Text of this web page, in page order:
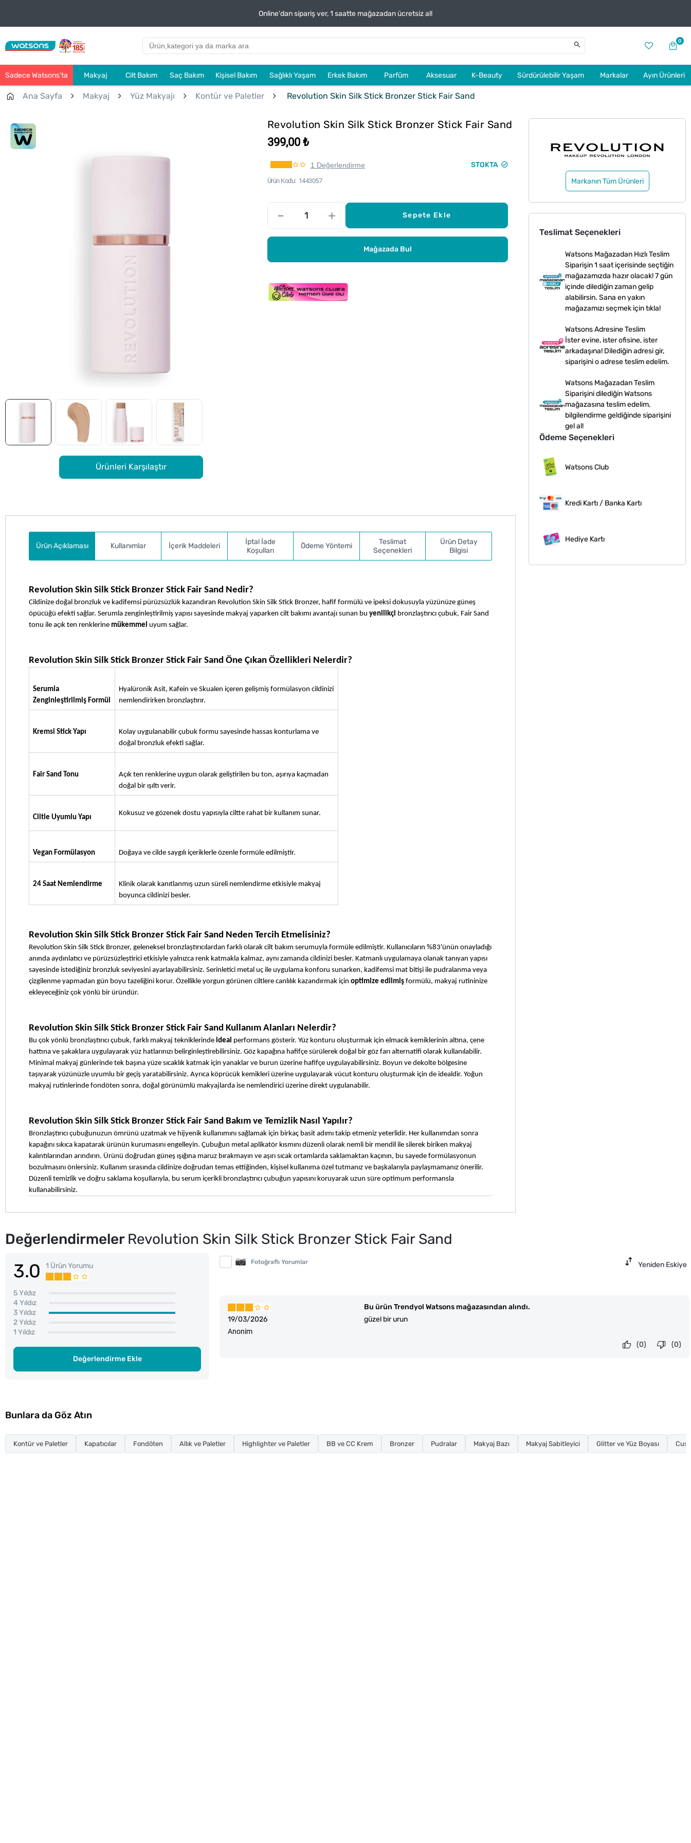
Online'dan sipariş ver, 1 saatte mağazadan ücretsiz al!
0
Sadece Watsons’ta Makyaj Cilt Bakım Saç Bakım Kişisel Bakım Sağlıklı Yaşam Erkek Bakım Parfüm Aksesuar K-Beauty Sürdürülebilir Yaşam Markalar Ayın Ürünleri
Ana Sayfa Makyaj Yüz Makyajı Kontür ve Paletler Revolution Skin Silk Stick Bronzer Stick Fair Sand
Ürünleri Karşılaştır
Revolution Skin Silk Stick Bronzer Stick Fair Sand
399,00 ₺
1 Değerlendirme STOKTA
Ürün Kodu 1443057
– + Sepete Ekle
Mağazada Bul
Markanın Tüm Ürünleri
Teslimat Seçenekleri
Watsons Mağazadan Hızlı Teslim
Siparişin 1 saat içerisinde seçtiğin
mağazamızda hazır olacak! 7 gün
içinde dilediğin zaman gelip
alabilirsin. Sana en yakın
mağazamızı seçmek için tıkla!
Watsons Adresine Teslim
İster evine, ister ofisine, ister
arkadaşına! Dilediğin adresi gir,
siparişini o adrese teslim edelim.
Watsons Mağazadan Teslim
Siparişini dilediğin Watsons
mağazasına teslim edelim,
bilgilendirme geldiğinde siparişini
gel al!
Ödeme Seçenekleri
Watsons Club
Kredi Kartı / Banka Kartı
Hediye Kartı
Ürün Açıklaması
Kullanımlar İçerik Maddeleri
İptal İade
Koşulları
Ödeme Yöntemi
Teslimat
Seçenekleri
Ürün Detay
Bilgisi
Revolution Skin Silk Stick Bronzer Stick Fair Sand Nedir?
Cildinize doğal bronzluk ve kadifemsi pürüzsüzlük kazandıran Revolution Skin Silk Stick Bronzer, hafif formülü ve ipeksi dokusuyla yüzünüze güneş
öpücüğü efekti sağlar. Serumla zenginleştirilmiş yapısı sayesinde makyaj yaparken cilt bakımı avantajı sunan bu yenilikçi bronzlaştırıcı çubuk, Fair Sand
tonu ile açık ten renklerine mükemmel uyum sağlar.
Revolution Skin Silk Stick Bronzer Stick Fair Sand Öne Çıkan Özellikleri Nelerdir?
Serumla
Zenginleştirilmiş Formül
Hyalüronik Asit, Kafein ve Skualen içeren gelişmiş formülasyon cildinizi
nemlendirirken bronzlaştırır.
Kremsi Stick Yapı
Kolay uygulanabilir çubuk formu sayesinde hassas konturlama ve
doğal bronzluk efekti sağlar.
Fair Sand Tonu
Açık ten renklerine uygun olarak geliştirilen bu ton, aşırıya kaçmadan
doğal bir ışıltı verir.
Ciltle Uyumlu Yapı
Kokusuz ve gözenek dostu yapısıyla ciltte rahat bir kullanım sunar.
Vegan Formülasyon Doğaya ve cilde saygılı içeriklerle özenle formüle edilmiştir.
24 Saat Nemlendirme
Klinik olarak kanıtlanmış uzun süreli nemlendirme etkisiyle makyaj
boyunca cildinizi besler.
Revolution Skin Silk Stick Bronzer Stick Fair Sand Neden Tercih Etmelisiniz?
Revolution Skin Silk Stick Bronzer, geleneksel bronzlaştırıcılardan farklı olarak cilt bakım serumuyla formüle edilmiştir. Kullanıcıların %83'ünün onayladığı
anında aydınlatıcı ve pürüzsüzleştirici etkisiyle yalnızca renk katmakla kalmaz, aynı zamanda cildinizi besler. Katmanlı uygulamaya olanak tanıyan yapısı
sayesinde istediğiniz bronzluk seviyesini ayarlayabilirsiniz. Serinletici metal uç ile uygulama konforu sunarken, kadifemsi mat bitişi ile pudralanma veya
çizgilenme yapmadan gün boyu tazeliğini korur. Özellikle yorgun görünen ciltlere canlılık kazandırmak için optimize edilmiş formülü, makyaj rutininize
ekleyeceğiniz çok yönlü bir üründür.
Revolution Skin Silk Stick Bronzer Stick Fair Sand Kullanım Alanları Nelerdir?
Bu çok yönlü bronzlaştırıcı çubuk, farklı makyaj tekniklerinde ideal performans gösterir. Yüz konturu oluşturmak için elmacık kemiklerinin altına, çene
hattına ve şakaklara uygulayarak yüz hatlarınızı belirginleştirebilirsiniz. Göz kapağına hafifçe sürülerek doğal bir göz farı alternatifi olarak kullanılabilir.
Minimal makyaj günlerinde tek başına yüze sıcaklık katmak için yanaklar ve burun üzerine hafifçe uygulayabilirsiniz. Boyun ve dekolte bölgesine
taşıyarak yüzünüzle uyumlu bir geçiş yaratabilirsiniz. Ayrıca köprücük kemikleri üzerine uygulayarak vücut konturu oluşturmak için de idealdir. Yoğun
makyaj rutinlerinde fondöten sonra, doğal görünümlü makyajlarda ise nemlendirici üzerine direkt uygulanabilir.
Revolution Skin Silk Stick Bronzer Stick Fair Sand Bakım ve Temizlik Nasıl Yapılır?
Bronzlaştırıcı çubuğunuzun ömrünü uzatmak ve hijyenik kullanımını sağlamak için birkaç basit adımı takip etmeniz yeterlidir. Her kullanımdan sonra
kapağını sıkıca kapatarak ürünün kurumasını engelleyin. Çubuğun metal aplikatör kısmını düzenli olarak nemli bir mendil ile silerek biriken makyaj
kalıntılarından arındırın. Ürünü doğrudan güneş ışığına maruz bırakmayın ve aşırı sıcak ortamlarda saklamaktan kaçının, bu sayede formülasyonun
bozulmasını önlersiniz. Kullanım sırasında cildinize doğrudan temas ettiğinden, kişisel kullanıma özel tutmanız ve başkalarıyla paylaşmamanız önerilir.
Düzenli temizlik ve doğru saklama koşullarıyla, bu serum içerikli bronzlaştırıcı çubuğun yapısını koruyarak uzun süre optimum performansla
kullanabilirsiniz.
Değerlendirmeler Revolution Skin Silk Stick Bronzer Stick Fair Sand
3.0 1 Ürün Yorumu
5 Yıldız
4 Yıldız
3 Yıldız
2 Yıldız
1 Yıldız
Değerlendirme Ekle
Fotoğraflı Yorumlar Yeniden Eskiye
19/03/2026
Bu ürün Trendyol Watsons mağazasından alındı.
güzel bir urun
Anonim
(0)
(0)
Bunlara da Göz Atın
Kontür ve Paletler Kapatıcılar Fondöten Allık ve Paletler Highlighter ve Paletler BB ve CC Krem Bronzer Pudralar Makyaj Bazı Makyaj Sabitleyici Glitter ve Yüz Boyası